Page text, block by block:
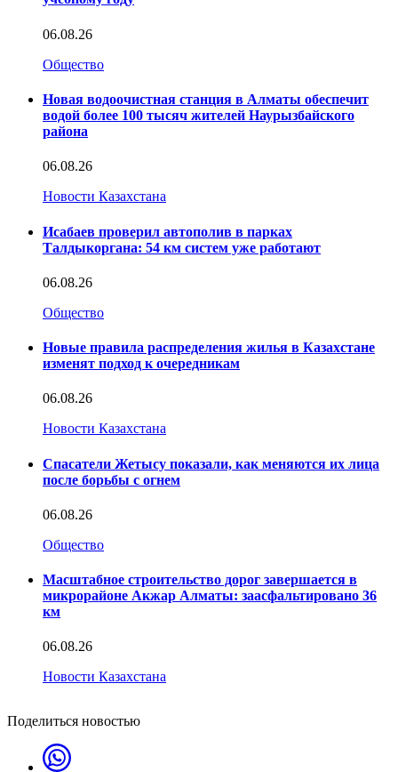
06.08.26
Общество
Новая водоочистная станция в Алматы обеспечит
водой более 100 тысяч жителей Наурызбайского
района
06.08.26
Новости Казахстана
Исабаев проверил автополив в парках
Талдыкоргана: 54 км систем уже работают
06.08.26
Общество
Новые правила распределения жилья в Казахстане
изменят подход к очередникам
06.08.26
Новости Казахстана
Спасатели Жетысу показали, как меняются их лица
после борьбы с огнем
06.08.26
Общество
Масштабное строительство дорог завершается в
микрорайоне Акжар Алматы: заасфальтировано 36
км
06.08.26
Новости Казахстана
Поделиться новостью